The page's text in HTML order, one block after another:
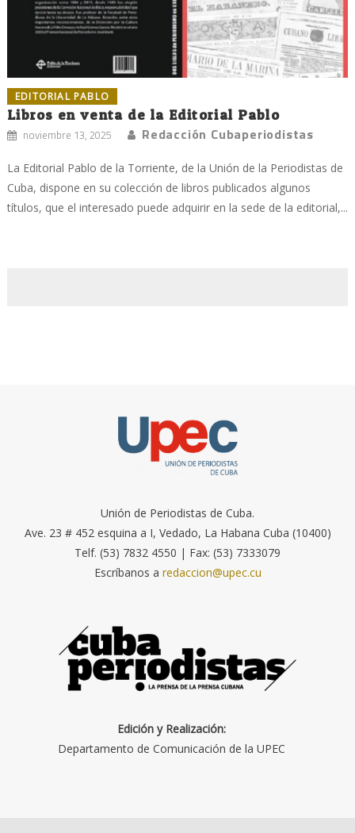
EDITORIAL PABLO
Libros en venta de la Editorial Pablo
noviembre 13, 2025 Redacción Cubaperiodistas
La Editorial Pablo de la Torriente, de la Unión de la Periodistas de
Cuba, dispone en su colección de libros publicados algunos
títulos, que el interesado puede adquirir en la sede de la editorial,...
Unión de Periodistas de Cuba.
Ave. 23 # 452 esquina a I, Vedado, La Habana Cuba (10400)
Telf. (53) 7832 4550 | Fax: (53) 7333079
Escríbanos a redaccion@upec.cu
Edición y Realización:
Departamento de Comunicación de la UPEC